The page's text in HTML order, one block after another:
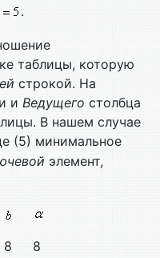
.
таблицы, которую
строкой. На
и Ведущего столбца
В нашем случае
(5) минимальное
элемент,
8
8